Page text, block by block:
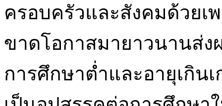
ครอบครัวและสังคมด้วยเ
ขาดโอกาสมายาวนานส่
การศึกษาต่ำและอายุเกิ